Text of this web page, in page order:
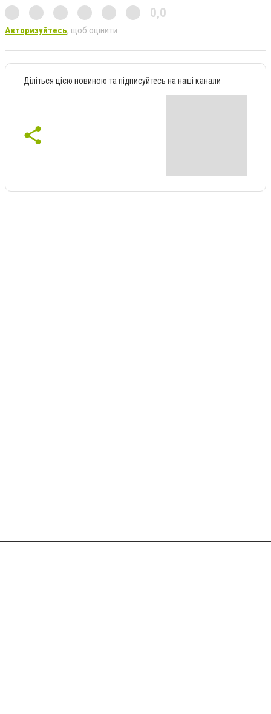
0,0
Авторизуйтесь, щоб оцінити
Діліться цією новиною та підписуйтесь на наші канали